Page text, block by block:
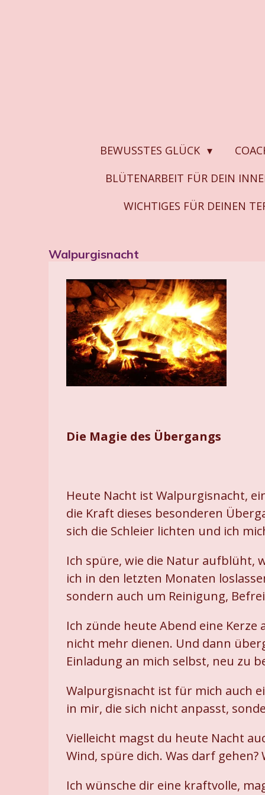
BEWUSSTES GLÜCK
BLÜTENARBEIT FÜR DEIN
WICHTIGES FÜR DEINEN
Walpurgisnacht
Die Magie des Übergangs
Heute Nacht ist Walpurgisnacht,
die Kraft dieses besonderen
sich die Schleier lichten und ich
Ich spüre, wie die Natur aufblüht,
ich in den letzten Monaten
sondern auch um Reinigung,
Ich zünde heute Abend eine
nicht mehr dienen. Und dann
Einladung an mich selbst, neu zu
Walpurgisnacht ist für mich auch
in mir, die sich nicht anpasst,
Vielleicht magst du heute Nacht
Wind, spüre dich. Was darf
Ich wünsche dir eine kraftvolle,